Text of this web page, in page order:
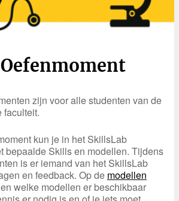
zijn voor alle studenten van de
faculteit.
kun je in het SkillsLab
bepaalde Skills en modellen. Tijdens
is er iemand van het SkillsLab
en feedback. Op de modellen
welke modellen er beschikbaar